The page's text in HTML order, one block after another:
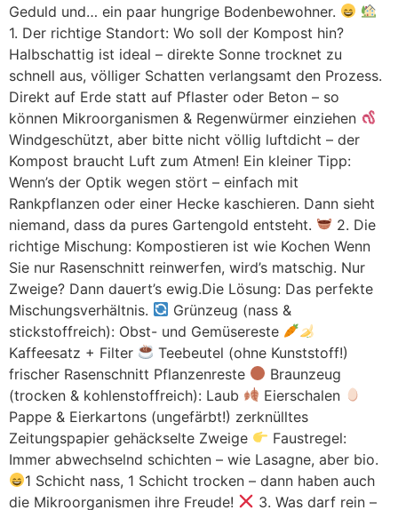
Geduld und… ein paar hungrige Bodenbewohner.
1. Der richtige Standort: Wo soll der Kompost hin?
Halbschattig ist ideal – direkte Sonne trocknet zu
schnell aus, völliger Schatten verlangsamt den Prozess.
Direkt auf Erde statt auf Pflaster oder Beton – so
können Mikroorganismen & Regenwürmer einziehen
Windgeschützt, aber bitte nicht völlig luftdicht – der
Kompost braucht Luft zum Atmen! Ein kleiner Tipp:
Wenn’s der Optik wegen stört – einfach mit
Rankpflanzen oder einer Hecke kaschieren. Dann sieht
niemand, dass da pures Gartengold entsteht.
2. Die
richtige Mischung: Kompostieren ist wie Kochen Wenn
Sie nur Rasenschnitt reinwerfen, wird’s matschig. Nur
Zweige? Dann dauert’s ewig.Die Lösung: Das perfekte
Mischungsverhältnis.
Grünzeug (nass &
stickstoffreich): Obst- und Gemüsereste
Kaffeesatz + Filter
Teebeutel (ohne Kunststoff!)
frischer Rasenschnitt Pflanzenreste
Braunzeug
(trocken & kohlenstoffreich): Laub
Eierschalen
Pappe & Eierkartons (ungefärbt!) zerknülltes
Zeitungspapier gehäckselte Zweige
Faustregel:
Immer abwechselnd schichten – wie Lasagne, aber bio.
1 Schicht nass, 1 Schicht trocken – dann haben auch
die Mikroorganismen ihre Freude!
3. Was darf rein –